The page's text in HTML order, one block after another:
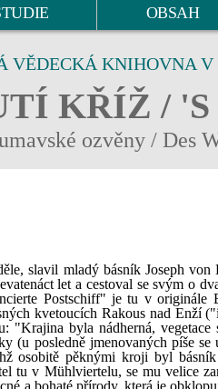
OBSAH
VĚDECKÁ KNIHOVNA
KŘÍŽ /
ozvěny / Des
slavil mladý básník Joseph
let a cestoval se svým o
Postschiff" je tu v originále
kvetoucích Rakous nad Enží
byla nádherná,
(u posledně jmenovaných píše
osobitě pěknými kroji byl
tu v Mühlviertelu, se mu velice
a bohaté přírody, která je